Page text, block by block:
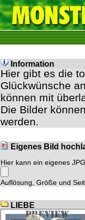
Information
Hier gibt es die
Glückwünsche
können mit
Die Bilder
werden.
Eigenes Bild
Hier kann ein eigenes
Auflösung, Größe und
LIEBE